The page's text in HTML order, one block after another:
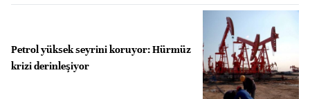
Petrol yüksek seyrini koruyor: Hürmüz
krizi derinleşiyor